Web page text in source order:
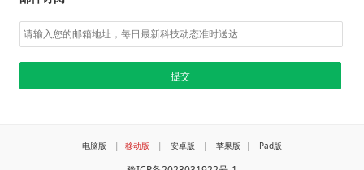
电脑版 | 移动版 | 安卓版 | 苹果版 | Pad版